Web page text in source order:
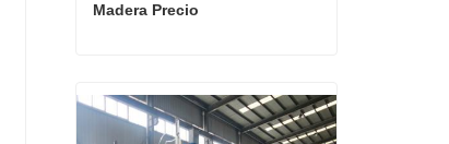
Madera Precio
Contactar ahora